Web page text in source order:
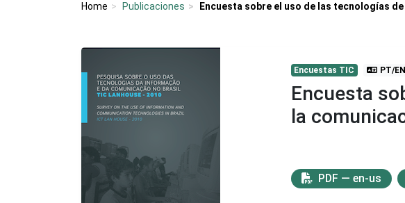
Home Publicaciones Encuesta sobre el uso de las tecnologías
Encuestas TIC PT/EN
Encuesta
la
PDF — en-us